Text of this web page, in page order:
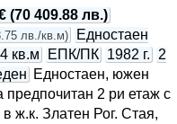
(70 409.88 лв.)
лв./кв.м)
Едностаен
кв.м ЕПК/ПК 1982 г.
2
Едностаен, южен
предпочитан 2 ри етаж с
ж.к. Златен Рог. Стая,